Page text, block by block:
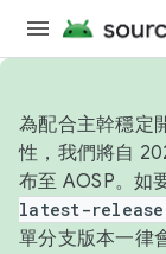
為配合主幹穩定
性，我們將自
布至 AOSP。如
latest-release
單分支版本一律